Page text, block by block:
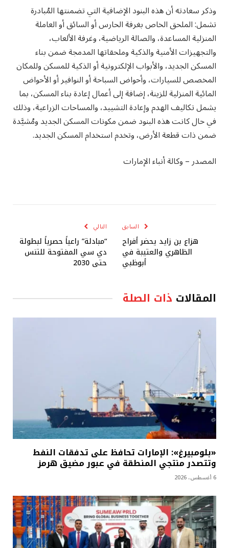
وذكر سعادته أن هذه البنود الإضافية التي تضمنتها المُبادرة
تشمل: الملحق الخاص بغرفة الحارس أو السائق أو العاملة
المنزلية المساعدة، والصالة الرياضية، وغرفة الألعاب،
والتجهيزات الأمنية والذكية وملحقاتها المدمجة ضمن بناء
المسكن الجديد، والأبواب الإلكترونية أو الذكية للمسكن وللمكان
المخصص للسيارات، وأحواض السباحة أو النوافير أو الأحواض
المائية المنزلية للزينة، إضافة إلى أعمال إعادة بناء المسكن، بما
يشمل تكاليف الهدم وإعادة التشييد، والمساحات الزراعية، وذلك
في حال كانت هذه البنود ضمن مكونات المسكن الجديد ومُشيَّدة
ضمن ذات قطعة الأرض، وتخدم استخدام المسكن الجديد.
المصدر – وكالة أنباء الإمارات
السابق
هزاع بن زايد يحضر أفراح
الظاهري والعتيبة في
أبوظبي
التالي
“مبادلة” راعياً حصرياً لبطولة
دي سي المفتوحة للتنس
حتى 2030
المقالات ذات الصلة
«بلومبيرغ»: الإمارات تحافظ على تدفقات النفط
وتتصدر منتجي المنطقة في عبور مضيق هرمز
6 أغسطس، 2026